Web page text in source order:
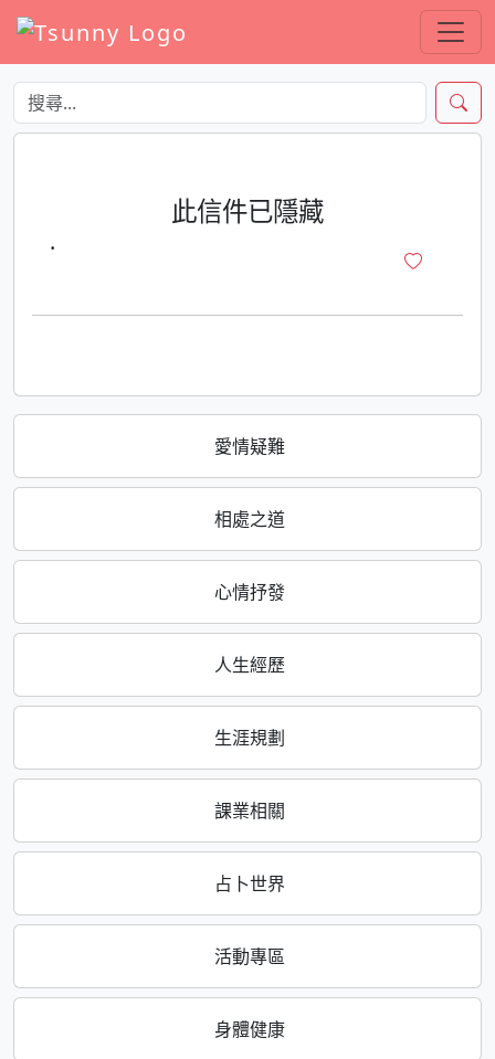
愛情疑難
相處之道
心情抒發
人生經歷
生涯規劃
課業相關
占卜世界
活動專區
身體健康
此信件已隱藏
·